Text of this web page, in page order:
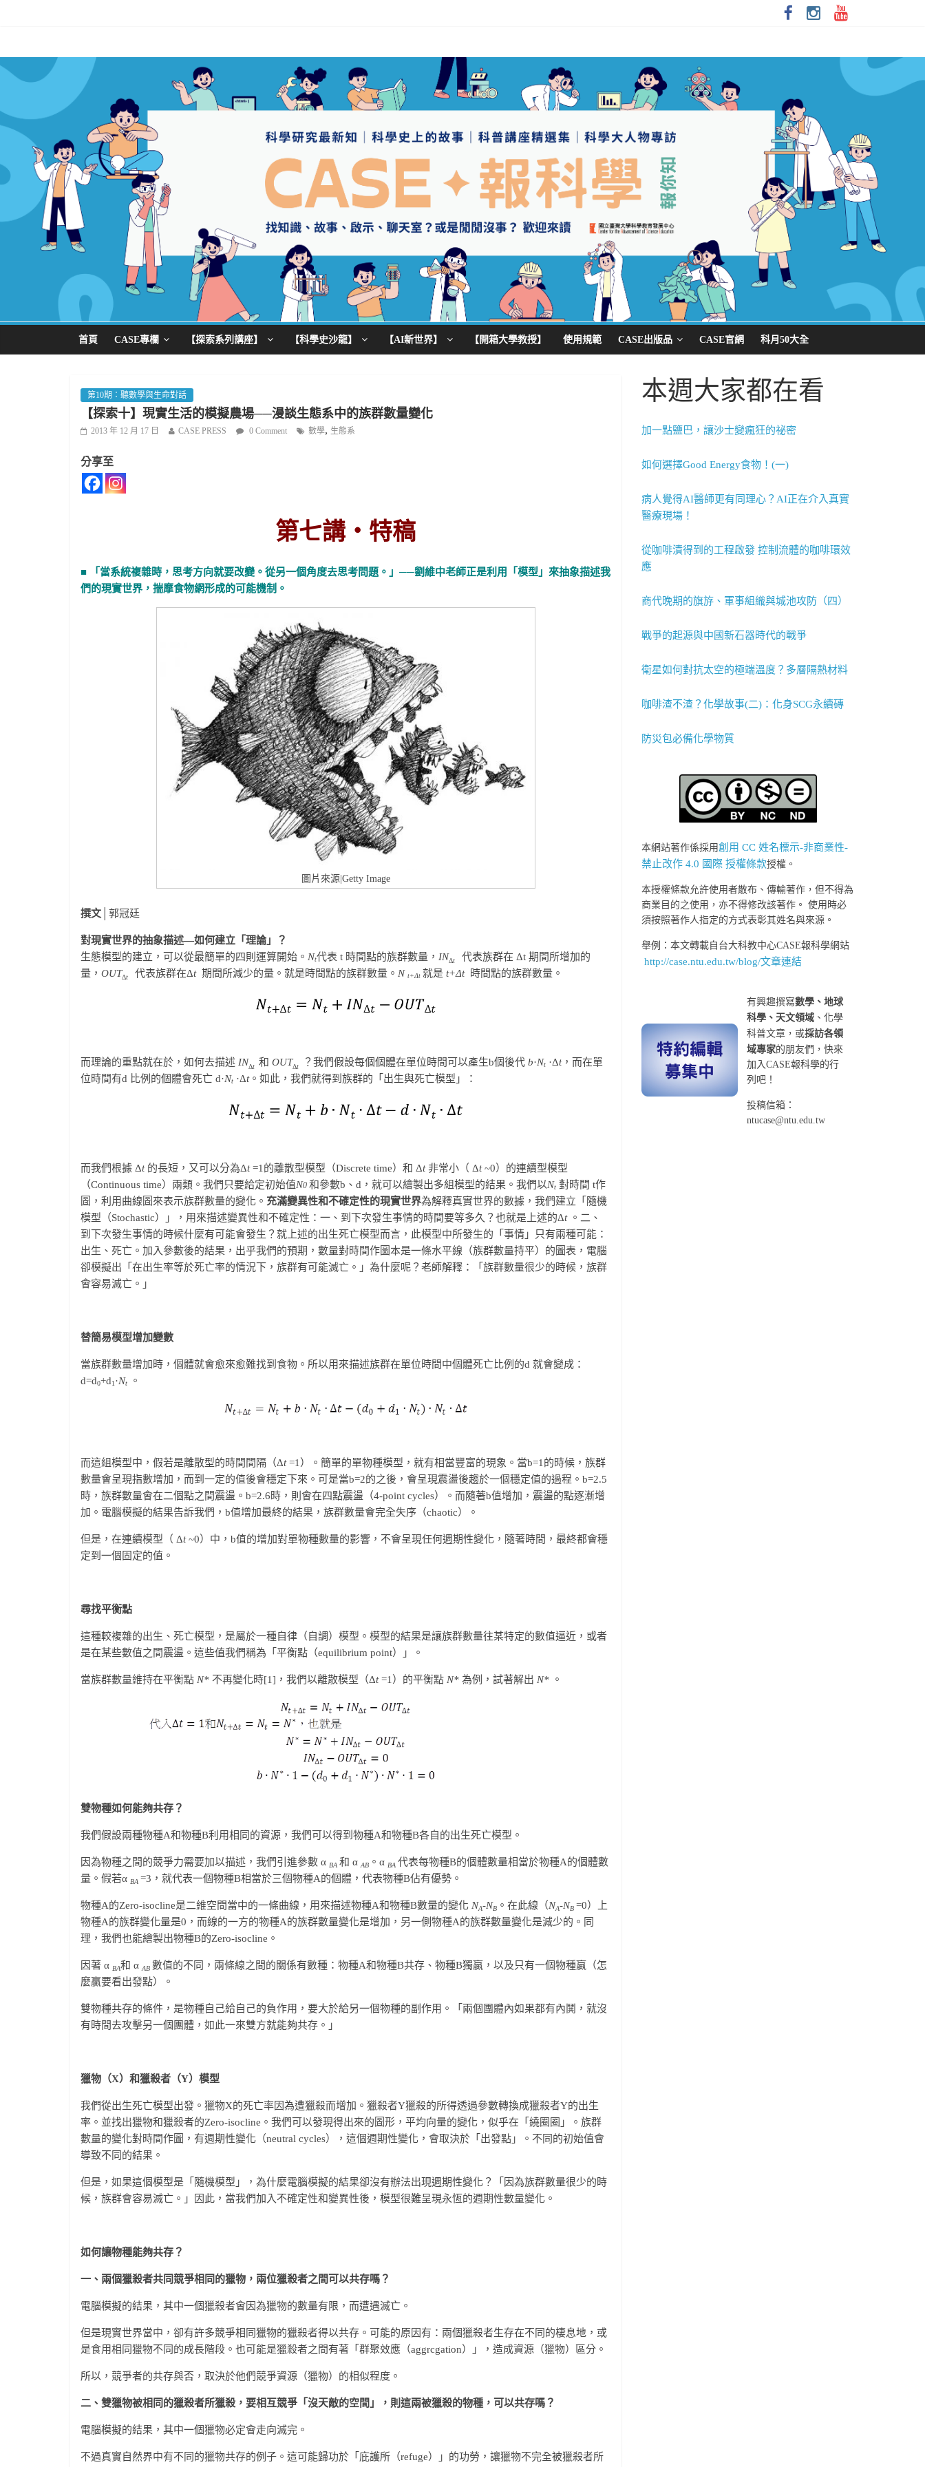
首頁 CASE專欄 【探索系列講座】 【科學史沙龍】 【AI新世界】 【開箱大學教授】 使用規範 CASE出版品 CASE官網 科月50大全
第10期：聽數學與生命對話
【探索十】現實生活的模擬農場──漫談生態系中的族群數量變化
2013 年 12 月 17 日 CASE PRESS 0 Comment 數學, 生態系
分享至
第七講‧特稿
■ 「當系統複雜時，思考方向就要改變。從另一個角度去思考問題。」──劉維中老師正是利用「模型」來抽象描述我
們的現實世界，揣摩食物網形成的可能機制。
圖片來源|Getty Image
撰文│ 郭冠廷
對現實世界的抽象描述—如何建立「理論」？
生態模型的建立，可以從最簡單的四則運算開始。 Nt代表 t 時間點的族群數量， INΔt
代表族群在 Δt 期間所增加的
量， OUTΔt 代表族群在Δt 期間所減少的量。就是時間點的族群數量。 N t+Δt 就是 t+Δt 時間點的族群數量。
而理論的重點就在於，如何去描述 INΔt 和 OUTΔt ？我們假設每個個體在單位時間可以產生b個後代 b·Nt ·Δt，而在單
位時間有d 比例的個體會死亡 d·Nt ·Δt。如此，我們就得到族群的「出生與死亡模型」：
而我們根據 Δt 的長短，又可以分為Δt=1的離散型模型（Discrete time）和 Δt 非常小（ Δt~0）的連續型模型
（Continuous time）兩類。我們只要給定初始值N0 和參數b、d，就可以繪製出多組模型的結果。我們以Nt 對時間 t作
圖，利用曲線圖來表示族群數量的變化。 充滿變異性和不確定性的現實世界為解釋真實世界的數據，我們建立「隨機
模型（Stochastic）」，用來描述變異性和不確定性：一、到下次發生事情的時間要等多久？也就是上述的Δt 。二、
到下次發生事情的時候什麼有可能會發生？就上述的出生死亡模型而言，此模型中所發生的「事情」只有兩種可能：
出生、死亡。加入參數後的結果，出乎我們的預期，數量對時間作圖本是一條水平線（族群數量持平）的圖表，電腦
卻模擬出「在出生率等於死亡率的情況下，族群有可能滅亡。」為什麼呢？老師解釋：「族群數量很少的時候，族群
會容易滅亡。」
替簡易模型增加變數
當族群數量增加時，個體就會愈來愈難找到食物。所以用來描述族群在單位時間中個體死亡比例的d 就會變成：
d=d0+d1 ·Nt 。
而這組模型中，假若是離散型的時間間隔（Δt=1）。簡單的單物種模型，就有相當豐富的現象。當b=1的時候，族群
數量會呈現指數增加，而到一定的值後會穩定下來。可是當b=2的之後，會呈現震盪後趨於一個穩定值的過程。b=2.5
時，族群數量會在二個點之間震盪。b=2.6時，則會在四點震盪（4-point cycles）。而隨著b值增加，震盪的點逐漸增
加。電腦模擬的結果告訴我們，b值增加最終的結果，族群數量會完全失序（chaotic）。
但是，在連續模型（ Δt~0）中，b值的增加對單物種數量的影響，不會呈現任何週期性變化，隨著時間，最終都會穩
定到一個固定的值。
尋找平衡點
這種較複雜的出生、死亡模型，是屬於一種自律（自調）模型。模型的結果是讓族群數量往某特定的數值逼近，或者
是在某些數值之間震盪。這些值我們稱為「平衡點（equilibrium point）」。
當族群數量維持在平衡點 N* 不再變化時[1]，我們以離散模型（Δt=1）的平衡點 N* 為例，試著解出 N* 。
雙物種如何能夠共存？
我們假設兩種物種A和物種B利用相同的資源，我們可以得到物種A和物種B各自的出生死亡模型。
因為物種之間的競爭力需要加以描述，我們引進參數 α BA 和 α AB 。α BA 代表每物種B的個體數量相當於物種A的個體數
量。假若α BA =3，就代表一個物種B相當於三個物種A的個體，代表物種B佔有優勢。
物種A的Zero-isocline是二維空間當中的一條曲線，用來描述物種A和物種B數量的變化 NA-NB 。在此線（NA-NB =0）上
物種A的族群變化量是0，而線的一方的物種A的族群數量變化是增加，另一側物種A的族群數量變化是減少的。同
理，我們也能繪製出物種B的Zero-isocline。
因著 α BA和 α AB 數值的不同，兩條線之間的關係有數種：物種A和物種B共存、物種B獨贏，以及只有一個物種贏（怎
麼贏要看出發點）。
雙物種共存的條件，是物種自己給自己的負作用，要大於給另一個物種的副作用。「兩個團體內如果都有內鬨，就沒
有時間去攻擊另一個團體，如此一來雙方就能夠共存。」
獵物（X）和獵殺者（Y）模型
我們從出生死亡模型出發。獵物X的死亡率因為遭獵殺而增加。獵殺者Y獵殺的所得透過參數轉換成獵殺者Y的出生
率。並找出獵物和獵殺者的Zero-isocline。我們可以發現得出來的圖形，平均向量的變化，似乎在「繞圈圈」。族群
數量的變化對時間作圖，有週期性變化（neutral cycles），這個週期性變化，會取決於「出發點」。不同的初始值會
導致不同的結果。
但是，如果這個模型是「隨機模型」，為什麼電腦模擬的結果卻沒有辦法出現週期性變化？「因為族群數量很少的時
候，族群會容易滅亡。」因此，當我們加入不確定性和變異性後，模型很難呈現永恆的週期性數量變化。
如何讓物種能夠共存？
一、兩個獵殺者共同競爭相同的獵物，兩位獵殺者之間可以共存嗎？
電腦模擬的結果，其中一個獵殺者會因為獵物的數量有限，而遭遇滅亡。
但是現實世界當中，卻有許多競爭相同獵物的獵殺者得以共存。可能的原因有：兩個獵殺者生存在不同的棲息地，或
是食用相同獵物不同的成長階段。也可能是獵殺者之間有著「群聚效應（aggrcgation）」，造成資源（獵物）區分。
所以，競爭者的共存與否，取決於他們競爭資源（獵物）的相似程度。
二、雙獵物被相同的獵殺者所獵殺，要相互競爭「沒天敵的空間」，則這兩被獵殺的物種，可以共存嗎？
電腦模擬的結果，其中一個獵物必定會走向滅完。
不過真實自然界中有不同的獵物共存的例子。這可能歸功於「庇護所（refuge）」的功勞，讓獵物不完全被獵殺者所
本週大家都在看
加一點鹽巴，讓沙士變瘋狂的祕密
如何選擇Good Energy食物！(一)
病人覺得AI醫師更有同理心？AI正在介入真實
醫療現場！
從咖啡漬得到的工程啟發 控制流體的咖啡環效
應
商代晚期的旗斿、軍事組織與城池攻防（四）
戰爭的起源與中國新石器時代的戰爭
衛星如何對抗太空的極端溫度？多層隔熱材料
咖啡渣不渣？化學故事(二)：化身SCG永續磚
防災包必備化學物質
本網站著作係採用創用 CC 姓名標示-非商業性-
禁止改作 4.0 國際 授權條款授權。
本授權條款允許使用者散布、傳輸著作，但不得為
商業目的之使用，亦不得修改該著作。 使用時必
須按照著作人指定的方式表彰其姓名與來源。
舉例：本文轉載自台大科教中心CASE報科學網站
http://case.ntu.edu.tw/blog/文章連結
有興趣撰寫數學、地球
科學、天文領域 、化學
科普文章，或採訪各領
域專家的朋友們，快來
加入CASE報科學的行
列吧！
投稿信箱：
ntucase@ntu.edu.tw